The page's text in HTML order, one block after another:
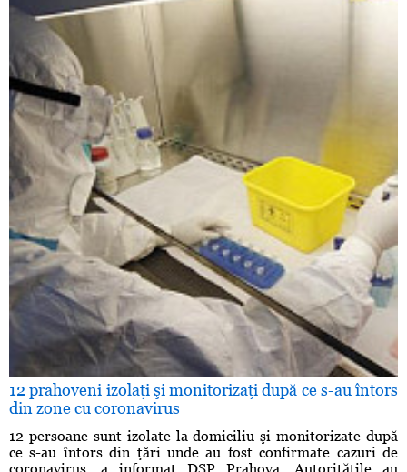
12 prahoveni izolaţi şi monitorizaţi după ce s-au întors
din zone cu coronavirus
12 persoane sunt izolate la domiciliu şi monitorizate după
ce s-au întors din ţări unde au fost confirmate cazuri de